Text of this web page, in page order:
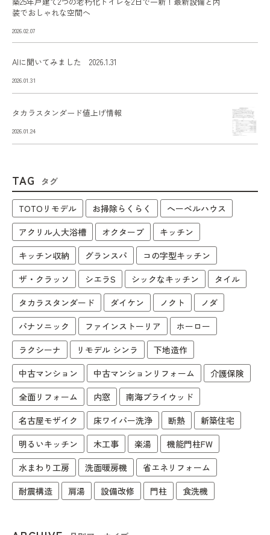
装でおしゃれな空間へ
2026.02.07
AIに聞いてみました 2026.1.31
2026.01.31
タカラスタンダード値上げ情報
2026.01.24
TAG タグ
TOTOリモデル お掃除らくらく
へーベルハウス
アクリル人大浴槽
オクターブ
キッチン
キッチン収納
グランスパ
コの字型キッチン
ザ・クラッソ
シエラS シックなキッチン
タイル
タカラスタンダード
ダイケン ノクト
ノダ
パナソニック
ファインストーリア
ホーロー
ラクシーナ
リモデル シンラ
下地造作
中古マンション
中古マンションリフォーム
介護保険
全面リフォーム
内窓
南海プライウッド
名古屋モザイク
床ワイパー洗浄 断熱
新築住宅
明るいキッチン
木工事 楽湯
機能門柱FW
水まわり工房
洗面暖房機
省エネリフォーム
耐震構造
肩湯 設備改修 門柱 食洗機